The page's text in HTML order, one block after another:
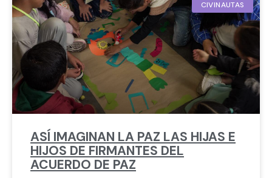
CIVINAUTAS
ASÍ IMAGINAN LA PAZ LAS HIJAS E
HIJOS DE FIRMANTES DEL
ACUERDO DE PAZ